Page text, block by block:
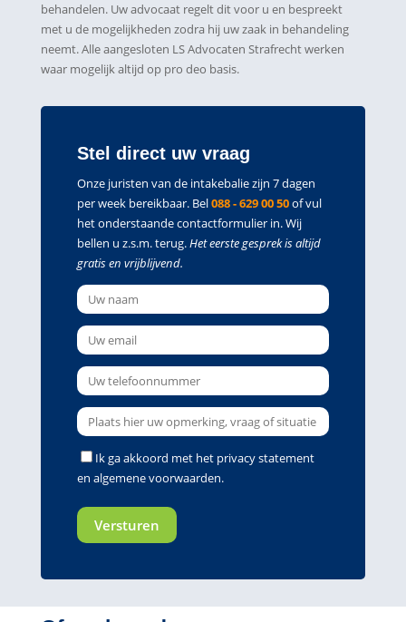
behandelen. Uw advocaat regelt dit voor u en bespreekt
met u de mogelijkheden zodra hij uw zaak in behandeling
neemt. Alle aangesloten LS Advocaten Strafrecht werken
waar mogelijk altijd op pro deo basis.
Stel direct uw vraag
Onze juristen van de intakebalie zijn 7 dagen
per week bereikbaar. Bel088 - 629 00 50of vul
het onderstaande contactformulier in. Wij
bellen u z.s.m. terug.Het eerste gesprek is altijd
gratis en vrijblijvend.
Ik ga akkoord met het privacy statement
en algemene voorwaarden.